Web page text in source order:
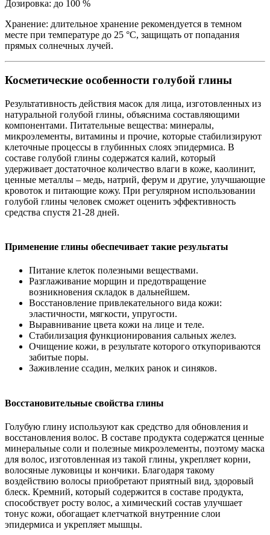
Дозировка: до 100 %
Хранение: длительное хранение рекомендуется в темном
месте при температуре до 25 °C, защищать от попадания
прямых солнечных лучей.
Косметические особенности голубой глины
Результативность действия масок для лица, изготовленных из
натуральной голубой глины, объяснима составляющими
компонентами. Питательные вещества: минералы,
микроэлементы, витамины и прочие, которые стабилизируют
клеточные процессы в глубинных слоях эпидермиса. В
составе голубой глины содержатся калий, который
удерживает достаточное количество влаги в коже, каолинит,
ценные металлы – медь, натрий, ферум и другие, улучшающие
кровоток и питающие кожу. При регулярном использовании
голубой глины человек сможет оценить эффективность
средства спустя 21-28 дней.
Применение глины обеспечивает такие результаты
Питание клеток полезными веществами.
Разглаживание морщин и предотвращение
возникновения складок в дальнейшем.
Восстановление привлекательного вида кожи:
эластичности, мягкости, упругости.
Выравнивание цвета кожи на лице и теле.
Стабилизация функционирования сальных желез.
Очищение кожи, в результате которого откупориваются
забитые поры.
Заживление ссадин, мелких ранок и синяков.
Восстановительные свойства глины
Голубую глину используют как средство для обновления и
восстановления волос. В составе продукта содержатся ценные
минеральные соли и полезные микроэлементы, поэтому маска
для волос, изготовленная из такой глины, укрепляет корни,
волосяные луковицы и кончики. Благодаря такому
воздействию волосы приобретают приятный вид, здоровый
блеск. Кремний, который содержится в составе продукта,
способствует росту волос, а химический состав улучшает
тонус кожи, обогащает клетчаткой внутренние слои
эпидермиса и укрепляет мышцы.